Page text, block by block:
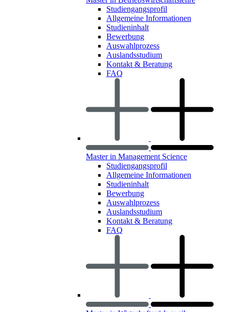
Studiengangsprofil
Allgemeine Informationen
Studieninhalt
Bewerbung
Auswahlprozess
Auslandsstudium
Kontakt & Beratung
FAQ
Master in Management Science
Studiengangsprofil
Allgemeine Informationen
Studieninhalt
Bewerbung
Auswahlprozess
Auslandsstudium
Kontakt & Beratung
FAQ